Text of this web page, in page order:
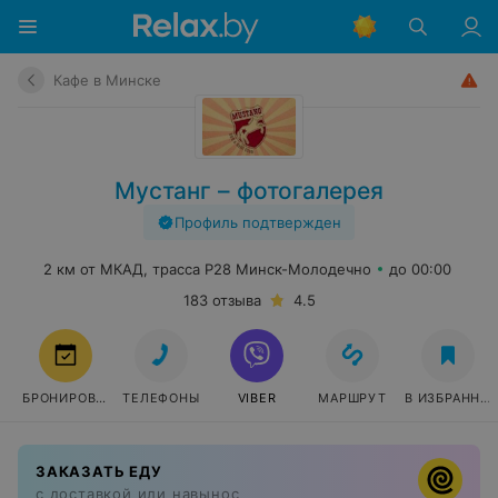
Кафе в Минске
Мустанг – фотогалерея
Профиль подтвержден
2 км от МКАД, трасса Р28 Минск-Молодечно
до 00:00
183 отзыва
4.5
БРОНИРОВАТЬ ТЕЛЕФОНЫ VIBER МАРШРУТ В ИЗБРАННОЕ
ЗАКАЗАТЬ ЕДУ
с доставкой или навынос